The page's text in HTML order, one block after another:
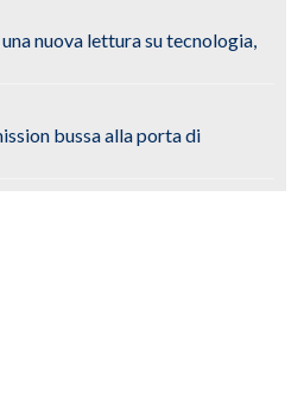
nuova lettura su tecnologia,
bussa alla porta di